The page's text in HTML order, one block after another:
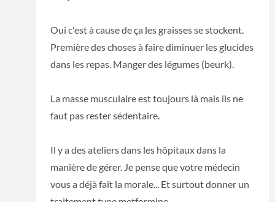
Oui c'est à cause de ça les graisses se stockent.
Première des choses à faire diminuer les glucides
dans les repas. Manger des légumes (beurk).
La masse musculaire est toujours là mais ils ne
faut pas rester sédentaire.
Il y a des ateliers dans les hôpitaux dans la
manière de gérer. Je pense que votre médecin
vous a déjà fait la morale... Et surtout donner un